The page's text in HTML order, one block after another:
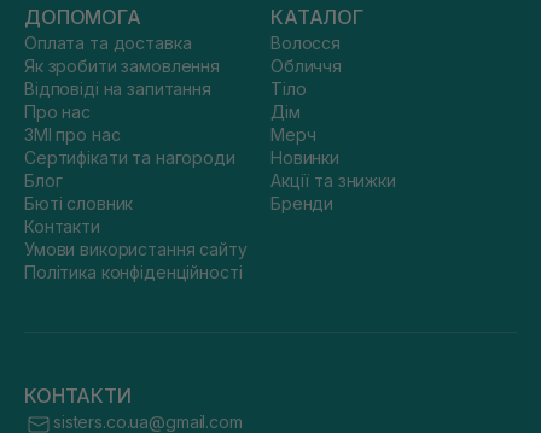
ДОПОМОГА
Оплата та доставка
Як зробити замовлення
Відповіді на запитання
Про нас
ЗМІ про нас
Сертифікати та нагороди
Блог
Бюті словник
Контакти
Умови використання сайту
Політика конфіденційності
КАТАЛОГ
Волосся
Обличчя
Тіло
Дім
Мерч
Новинки
Акції та знижки
Бренди
КОНТАКТИ
sisters.co.ua@gmail.com